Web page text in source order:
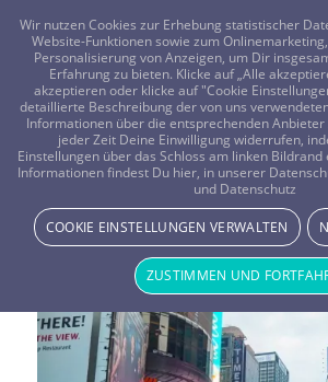
FRAGEN? KOSTENLOS ANRUFEN:
Vistano Magazin
Spiritualität &
Wir nutzen Cookies zur Erhebung statistischer
Website-Funktionen sowie zum
Personalisierung von Anzeigen, um Dir
Erfahrung zu bieten. Klicke auf „Alle
akzeptieren oder klicke auf "Cookie
detaillierte Beschreibung der von uns
Informationen über die entsprechenden
jeder Zeit Deine Einwilligung widerrufen,
Einstellungen über das Schloss am linken
Informationen findest Du hier, in unserer
und Datenschutz
COOKIE EINSTELLUNGEN VERWALTEN
ZUSTIMMEN UND